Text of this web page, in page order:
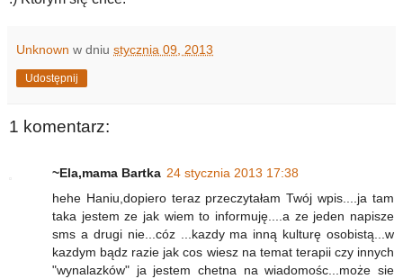
Unknown w dniu stycznia 09, 2013
Udostępnij
1 komentarz:
~Ela,mama Bartka 24 stycznia 2013 17:38
hehe Haniu,dopiero teraz przeczytałam Twój wpis....ja tam
taka jestem ze jak wiem to informuję....a ze jeden napisze
sms a drugi nie...cóz ...kazdy ma inną kulturę osobistą...w
kazdym bądz razie jak cos wiesz na temat terapii czy innych
"wynalazków" ja jestem chetna na wiadomośc...może sie